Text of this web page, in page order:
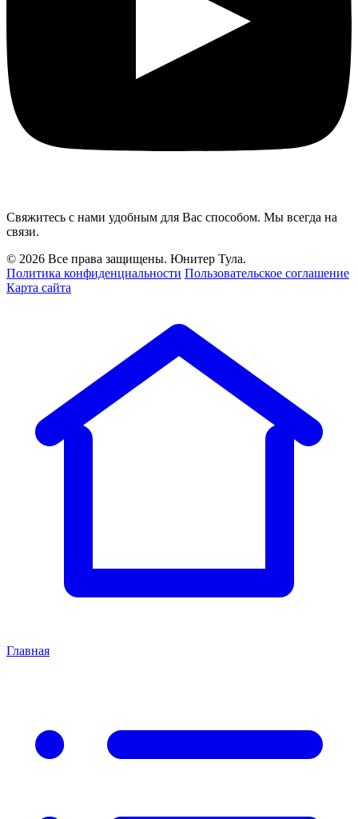
Свяжитесь с нами удобным для Вас способом. Мы всегда на
связи.
© 2026 Все права защищены. Юнитер Тула.
Политика конфиденциальности Пользовательское соглашение
Карта сайта
Главная